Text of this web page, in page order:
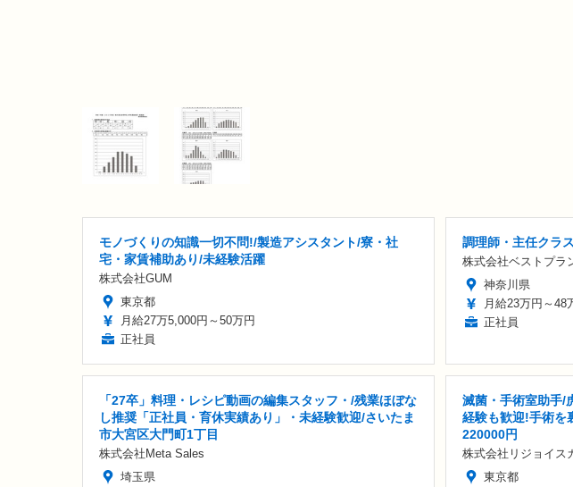
モノづくりの知識一切不問!/製造アシスタント/寮・社
宅・家賃補助あり/未経験活躍
株式会社GUM
東京都
月給27万5,000円～50万円
正社員
調理師・主任クラ
株式会社ベストプラ
神奈川県
月給23万円～48
正社員
「27卒」料理・レシピ動画の編集スタッフ・/残業ほぼな
し推奨「正社員・育休実績あり」・未経験歓迎/さいたま
市大宮区大門町1丁目
株式会社Meta Sales
埼玉県
滅菌・手術室助手/
経験も歓迎!手術を
220000円
株式会社リジョイス
東京都